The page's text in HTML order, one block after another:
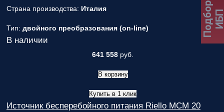
Страна производства: Италия
Тип: двойного преобразования (on-line)
В наличии
641 558 руб.
В корзину
Купить в 1 клик
Источник бесперебойного питания Riello MCM 20
Подбор